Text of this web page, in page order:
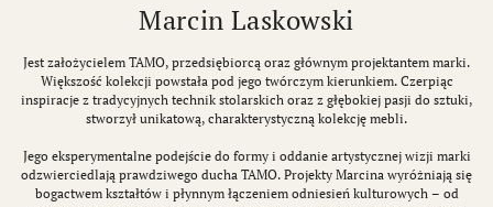
Marcin Laskowski
Jest założycielem TAMO, przedsiębiorcą oraz głównym projektantem marki.
Większość kolekcji powstała pod jego twórczym kierunkiem. Czerpiąc
inspiracje z tradycyjnych technik stolarskich oraz z głębokiej pasji do sztuki,
stworzył unikatową, charakterystyczną kolekcję mebli.
Jego eksperymentalne podejście do formy i oddanie artystycznej wizji marki
odzwierciedlają prawdziwego ducha TAMO. Projekty Marcina wyróżniają się
bogactwem kształtów i płynnym łączeniem odniesień kulturowych – od